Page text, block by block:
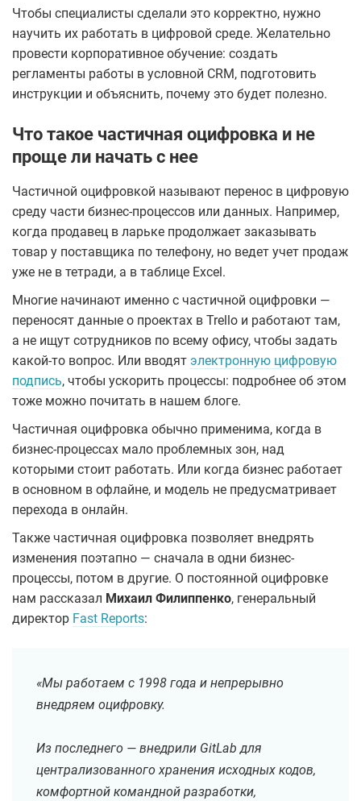
Чтобы специалисты сделали это корректно, нужно
научить их работать в цифровой среде. Желательно
провести корпоративное обучение: создать
регламенты работы в условной CRM, подготовить
инструкции и объяснить, почему это будет полезно.
Что такое частичная оцифровка и не
проще ли начать с нее
Частичной оцифровкой называют перенос в цифровую
среду части бизнес-процессов или данных. Например,
когда продавец в ларьке продолжает заказывать
товар у поставщика по телефону, но ведет учет продаж
уже не в тетради, а в таблице Excel.
Многие начинают именно с частичной оцифровки —
переносят данные о проектах в Trello и работают там,
а не ищут сотрудников по всему офису, чтобы задать
какой-то вопрос. Или вводят электронную цифровую
подпись, чтобы ускорить процессы: подробнее об этом
тоже можно почитать в нашем блоге.
Частичная оцифровка обычно применима, когда в
бизнес-процессах мало проблемных зон, над
которыми стоит работать. Или когда бизнес работает
в основном в офлайне, и модель не предусматривает
перехода в онлайн.
Также частичная оцифровка позволяет внедрять
изменения поэтапно — сначала в одни бизнес-
процессы, потом в другие. О постоянной оцифровке
нам рассказал Михаил Филиппенко, генеральный
директор Fast Reports:
«Мы работаем с 1998 года и непрерывно
внедряем оцифровку.
Из последнего — внедрили GitLab для
централизованного хранения исходных кодов,
комфортной командной разработки,